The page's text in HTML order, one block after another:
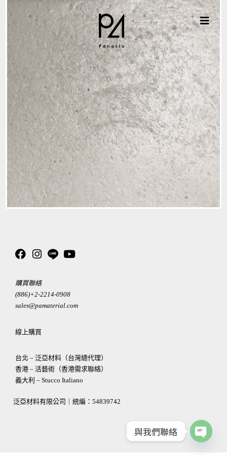
購買聯絡
(886)+2-2214-0908
sales@pamaterial.com
線上購買
台北 – 泛亞材料（台灣總代理）
香港 – 活藝術（香港需求聯絡）
義大利 – Stucco Italiano
泛亞材料有限公司｜統編： 54839742
與我們聯絡